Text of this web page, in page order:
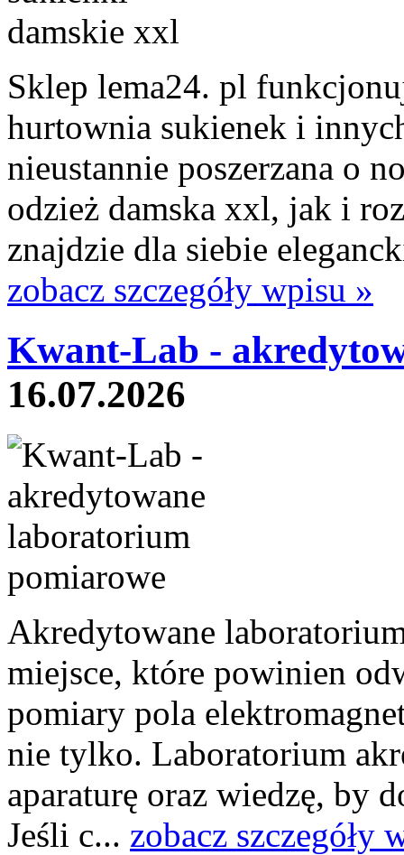
Sklep lema24. pl
hurtownia sukienek i
nieustannie poszerzana o
odzież damska xxl, jak i
znajdzie dla siebie
zobacz szczegóły wpisu »
Kwant-Lab -
16.07.2026
Akredytowane
miejsce, które powinien
pomiary pola
nie tylko. Laboratorium
aparaturę oraz wiedzę, by
Jeśli c... zobacz szczegóły